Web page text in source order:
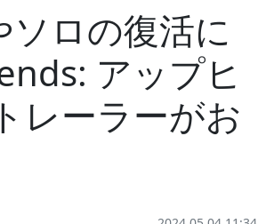
ソロの復活に
アップヒ
レーラーがお